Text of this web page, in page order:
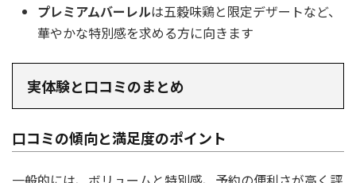
プレミアムバーレルは五穀味鶏と限定デザートなど、
華やかな特別感を求める方に向きます
実体験と口コミのまとめ
口コミの傾向と満足度のポイント